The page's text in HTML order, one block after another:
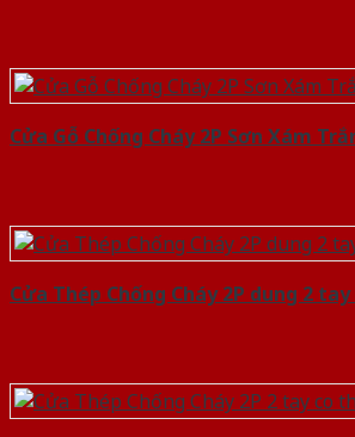
Cửa Gỗ Chống Cháy 2P Sơn Xám
Cửa Thép Chống Cháy 2P dung 2